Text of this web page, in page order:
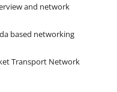
and network
based networking
Transport Network